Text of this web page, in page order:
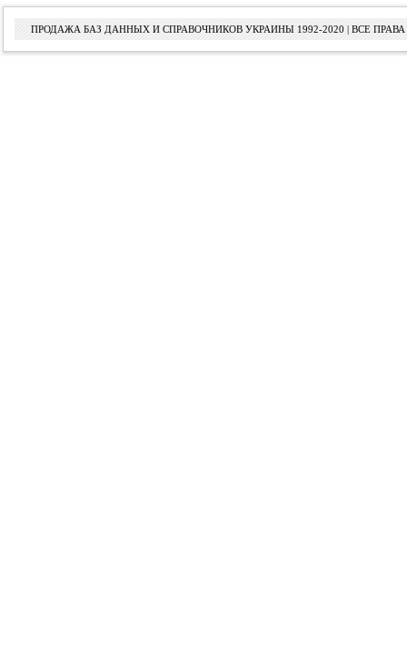
ПРОДАЖА БАЗ ДАННЫХ И СПРАВОЧНИКОВ УКРАИНЫ 1992-2020 | ВСЕ